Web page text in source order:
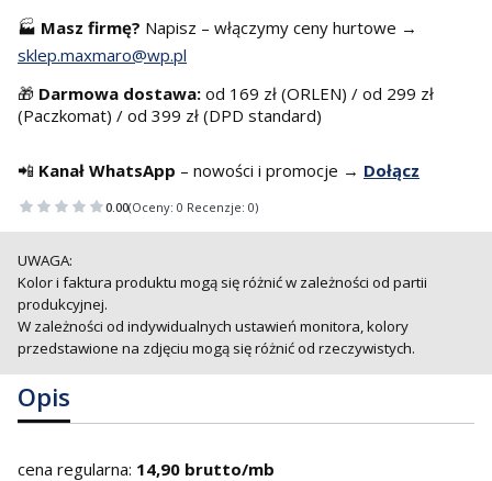
🏭 Masz firmę? Napisz – włączymy ceny hurtowe →
sklep.maxmaro@wp.pl
🎁 Darmowa dostawa: od 169 zł (ORLEN) / od 299 zł
(Paczkomat) / od 399 zł (DPD standard)
📲 Kanał WhatsApp – nowości i promocje → Dołącz
0.00(Oceny: 0 Recenzje: 0)
UWAGA:
Kolor i faktura produktu mogą się różnić w zależności od partii
produkcyjnej.
W zależności od indywidualnych ustawień monitora, kolory
przedstawione na zdjęciu mogą się różnić od rzeczywistych.
Opis
cena regularna: 14,90 brutto/mb